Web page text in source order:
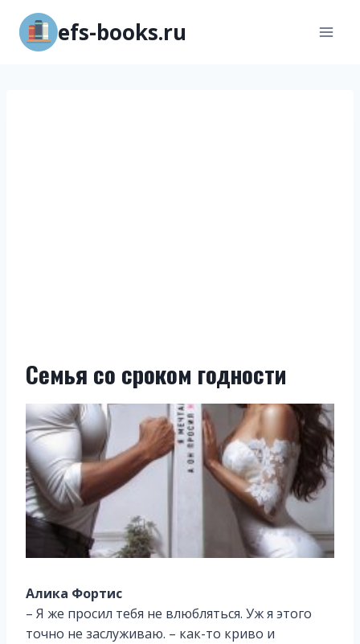
Перейти
содержимому
efs-books.ru
Семья со сроком годности
Алика Фортис
– Я же просил тебя не влюбляться. Уж я этого
точно не заслуживаю. – как-то криво и